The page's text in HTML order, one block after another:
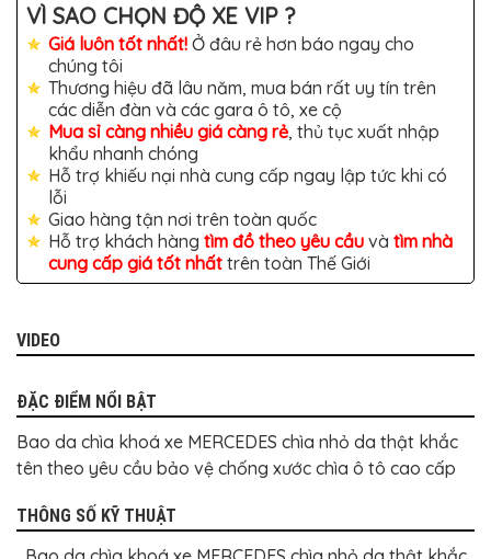
ĐỒ
CHƠI
XE
HƠI
MỚI
NHẤT
ĐỒ
CHƠI
XE
HƠI
CAO
CẤP
ĐỒ
CHƠI
XE
DÁN
DECAL
TÔ
ISUZU
BỌC
DA
Ô
TÔ
VÌ SAO CHỌN ĐỘ XE VIP ?
Giá luôn tốt nhất! Ở đâu rẻ hơn báo ngay cho
chúng tôi
Thương hiệu đã lâu năm, mua bán rất uy tín trên
các diễn đàn và các gara ô tô, xe cộ
Mua sỉ càng nhiều giá càng rẻ, thủ tục xuất nhập
khẩu nhanh chóng
Hỗ trợ khiếu nại nhà cung cấp ngay lập tức khi có
lỗi
Giao hàng tận nơi trên toàn quốc
Hỗ trợ khách hàng tìm đồ theo yêu cầu và tìm nhà
cung cấp giá tốt nhất trên toàn Thế Giới
VIDEO
ĐẶC ĐIỂM NỔI BẬT
Bao da chìa khoá xe MERCEDES chìa nhỏ da thật khắc
tên theo yêu cầu bảo vệ chống xước chìa ô tô cao cấp
THÔNG SỐ KỸ THUẬT